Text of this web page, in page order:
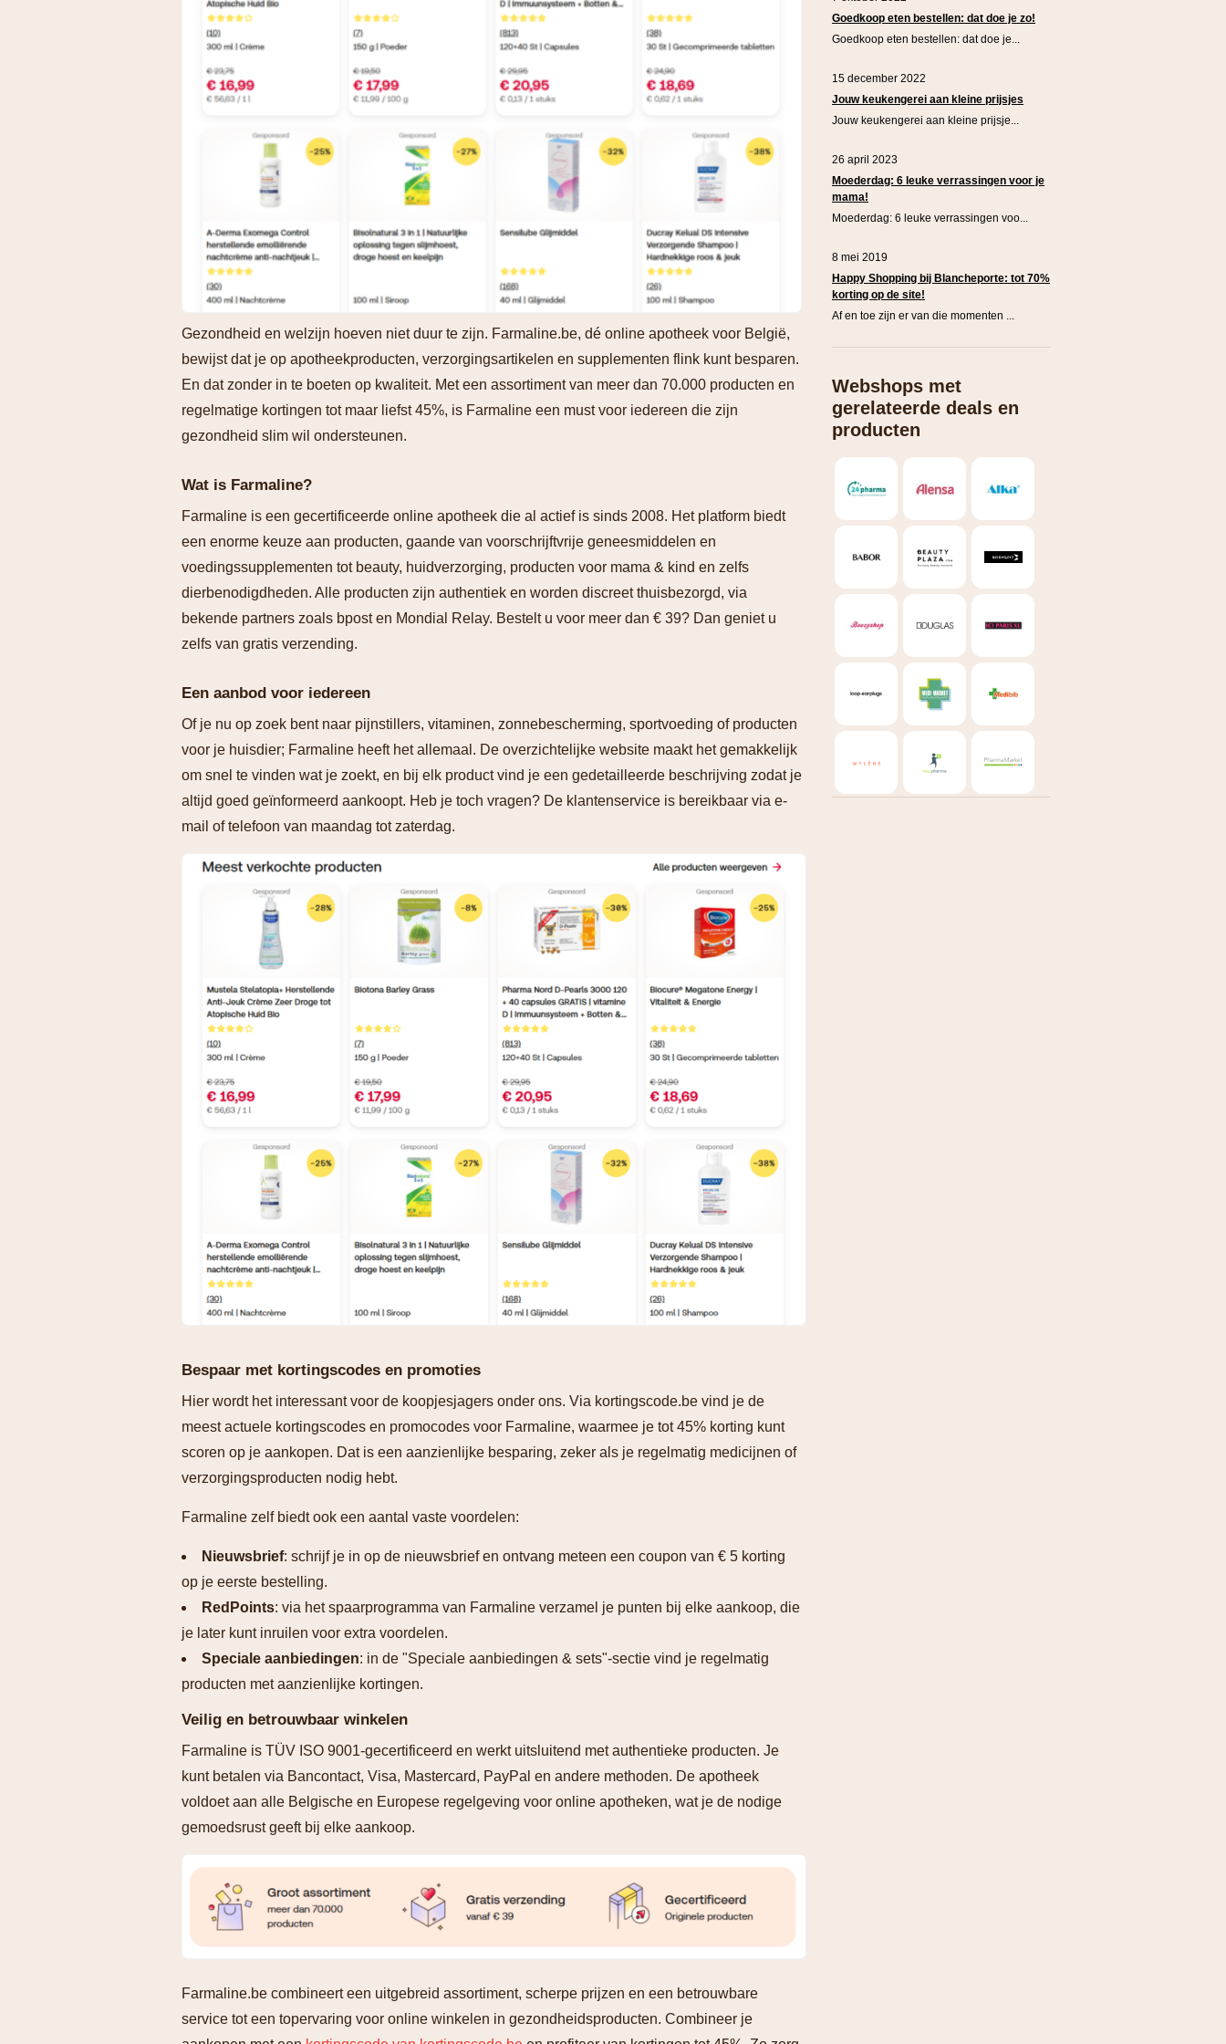
Gezondheid en welzijn hoeven niet duur te zijn. Farmaline.be, dé online apotheek voor België,
bewijst dat je op apotheekproducten, verzorgingsartikelen en supplementen flink kunt besparen.
En dat zonder in te boeten op kwaliteit. Met een assortiment van meer dan 70.000 producten en
regelmatige kortingen tot maar liefst 45%, is Farmaline een must voor iedereen die zijn
gezondheid slim wil ondersteunen.
Wat is Farmaline?
Farmaline is een gecertificeerde online apotheek die al actief is sinds 2008. Het platform biedt
een enorme keuze aan producten, gaande van voorschrijftvrije geneesmiddelen en
voedingssupplementen tot beauty, huidverzorging, producten voor mama & kind en zelfs
dierbenodigdheden. Alle producten zijn authentiek en worden discreet thuisbezorgd, via
bekende partners zoals bpost en Mondial Relay. Bestelt u voor meer dan € 39? Dan geniet u
zelfs van gratis verzending.
Een aanbod voor iedereen
Of je nu op zoek bent naar pijnstillers, vitaminen, zonnebescherming, sportvoeding of producten
voor je huisdier; Farmaline heeft het allemaal. De overzichtelijke website maakt het gemakkelijk
om snel te vinden wat je zoekt, en bij elk product vind je een gedetailleerde beschrijving zodat je
altijd goed geïnformeerd aankoopt. Heb je toch vragen? De klantenservice is bereikbaar via e-
mail of telefoon van maandag tot zaterdag.
Bespaar met kortingscodes en promoties
Hier wordt het interessant voor de koopjesjagers onder ons. Via kortingscode.be vind je de
meest actuele kortingscodes en promocodes voor Farmaline, waarmee je tot 45% korting kunt
scoren op je aankopen. Dat is een aanzienlijke besparing, zeker als je regelmatig medicijnen of
verzorgingsproducten nodig hebt.
Farmaline zelf biedt ook een aantal vaste voordelen:
Nieuwsbrief: schrijf je in op de nieuwsbrief en ontvang meteen een coupon van € 5 korting
op je eerste bestelling.
RedPoints: via het spaarprogramma van Farmaline verzamel je punten bij elke aankoop, die
je later kunt inruilen voor extra voordelen.
Speciale aanbiedingen: in de "Speciale aanbiedingen & sets"-sectie vind je regelmatig
producten met aanzienlijke kortingen.
Veilig en betrouwbaar winkelen
Farmaline is TÜV ISO 9001-gecertificeerd en werkt uitsluitend met authentieke producten. Je
kunt betalen via Bancontact, Visa, Mastercard, PayPal en andere methoden. De apotheek
voldoet aan alle Belgische en Europese regelgeving voor online apotheken, wat je de nodige
gemoedsrust geeft bij elke aankoop.
Farmaline.be combineert een uitgebreid assortiment, scherpe prijzen en een betrouwbare
service tot een topervaring voor online winkelen in gezondheidsproducten. Combineer je
Goedkoop eten bestellen: dat doe je zo!
Goedkoop eten bestellen: dat doe je...
15 december 2022
Jouw keukengerei aan kleine prijsjes
Jouw keukengerei aan kleine prijsje...
26 april 2023
Moederdag: 6 leuke verrassingen voor je
mama!
Moederdag: 6 leuke verrassingen voo...
8 mei 2019
Happy Shopping bij Blancheporte: tot 70%
korting op de site!
Af en toe zijn er van die momenten ...
Webshops met
gerelateerde deals en
producten